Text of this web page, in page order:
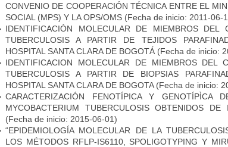
CONVENIO DE COOPERACIÓN TÉCNICA ENTRE EL
SOCIAL (MPS) Y LA OPS/OMS (Fecha de inicio: 2011-06-
IDENTIFICACIÓN MOLECULAR DE MIEMBROS DEL
TUBERCULOSIS A PARTIR DE TEJIDOS
HOSPITAL SANTA CLARA DE BOGOTÁ (Fecha de inicio:
IDENTIFICACION MOLECULAR DE MIEMBROS DEL
TUBERCULOSIS A PARTIR DE BIOPSIAS
HOSPITAL SANTA CLARA DE BOGOTA(Fecha de inicio:
CARACTERIZACIÓN FENOTÍPICA Y GENOTÍPÌCA
MYCOBACTERIUM TUBERCULOSIS OBTENIDOS
(Fecha de inicio: 2015-06-01)
“EPIDEMIOLOGÍA MOLECULAR DE LA
LOS MÉTODOS RFLP-IS6110, SPOLIGOTYPING Y